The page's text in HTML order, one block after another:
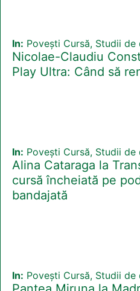
In: Povești Cursă, Studii de
Nicolae-Claudiu
Play Ultra: Când să
In: Povești Cursă, Studii de
Alina Cataraga la
cursă încheiată pe
bandajată
In: Povești Cursă, Studii de